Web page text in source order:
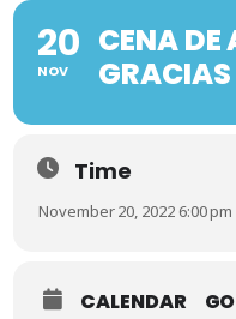
20
NOV
CENA DE
GRACIAS
Time
November 20, 2022 6:00 pm
CALENDAR